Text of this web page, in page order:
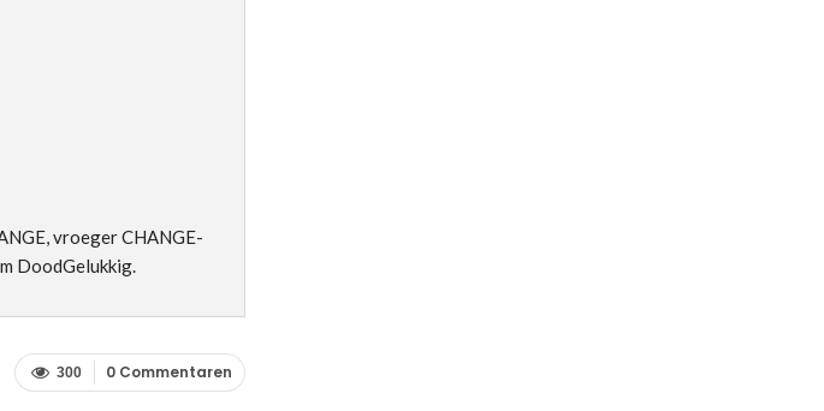
vroeger CHANGE-
DoodGelukkig.
0 Commentaren
300